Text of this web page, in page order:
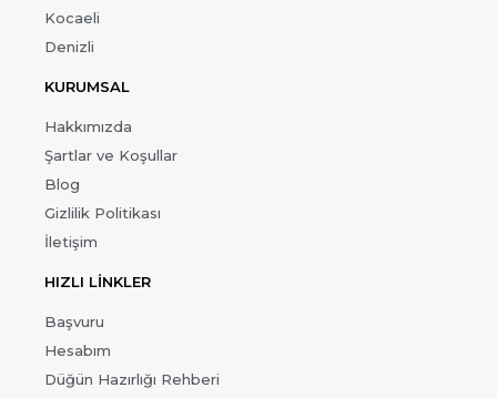
Kocaeli
Denizli
KURUMSAL
Hakkımızda
Şartlar ve Koşullar
Blog
Gizlilik Politikası
İletişim
HIZLI LİNKLER
Başvuru
Hesabım
Düğün Hazırlığı Rehberi